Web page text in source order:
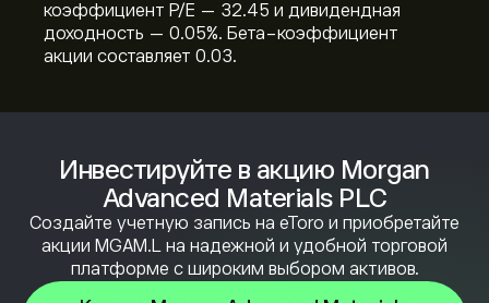
Инвестируйте в акцию Morgan
Advanced Materials PLC
Создайте учетную запись на eToro и приобретайте
акции MGAM.L на надежной и удобной торговой
платформе с широким выбором активов.
коэффициент P/E — 32.45 и дивидендная
доходность — 0.05%. Бета-коэффициент
акции составляет 0.03.